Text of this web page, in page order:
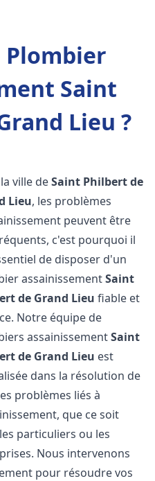
Plombier
Saint
Lieu ?
ville deSaint Philbert de
Lieu, les problèmes
peuvent être
c'est pourquoi il
de disposer d'un
assainissementSaint
de Grand Lieu fiable et
Notre équipe de
assainissementSaint
de Grand Lieu est
dans la résolution de
problèmes liés à
que ce soit
particuliers ou les
Nous intervenons
pour résoudre vos